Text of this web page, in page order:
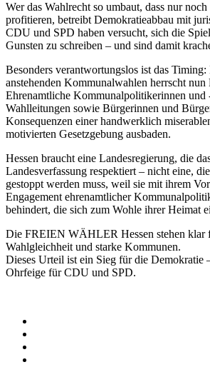
Wer das Wahlrecht so umbaut, dass nur noch
profitieren, betreibt Demokratieabbau mit
CDU und SPD haben versucht, sich die
Gunsten zu schreiben – und sind damit
Besonders verantwortungslos ist das
anstehenden Kommunalwahlen herrscht nun
Ehrenamtliche Kommunalpolitikerinnen und
Wahlleitungen sowie Bürgerinnen und
Konsequenzen einer handwerklich
motivierten Gesetzgebung ausbaden.
Hessen braucht eine Landesregierung, die
Landesverfassung respektiert – nicht eine,
gestoppt werden muss, weil sie mit ihrem
Engagement ehrenamtlicher
behindert, die sich zum Wohle ihrer Heimat
Die FREIEN WÄHLER Hessen stehen klar
Wahlgleichheit und starke Kommunen.
Dieses Urteil ist ein Sieg für die Demokratie
Ohrfeige für CDU und SPD.